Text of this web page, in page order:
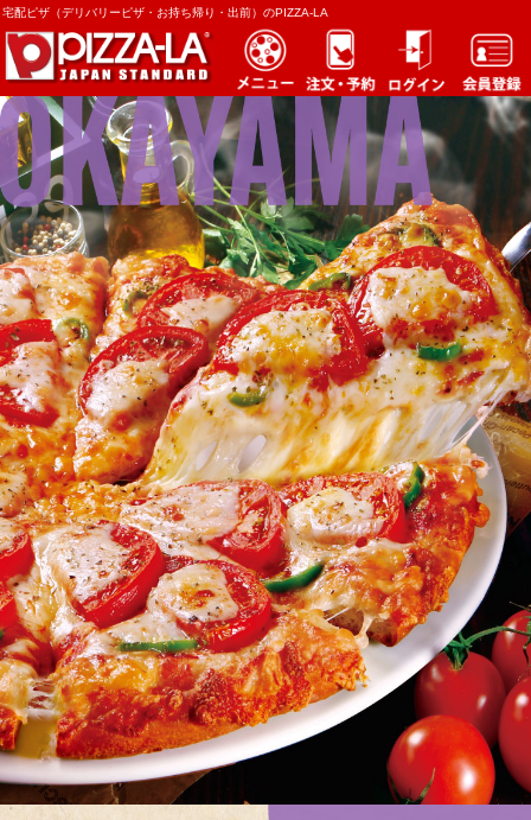
宅配ピザ（デリバリーピザ・お持ち帰り・出前）のPIZZA-LA